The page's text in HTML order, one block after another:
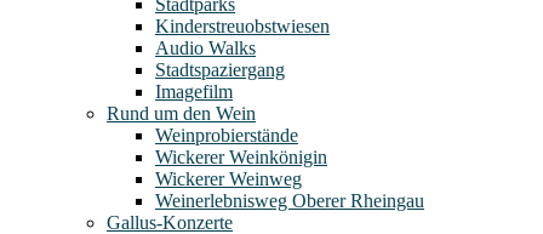
Kinderstreuobstwiesen
Audio Walks
Stadtspaziergang
Imagefilm
Rund um den Wein
Weinprobierstände
Wickerer Weinkönigin
Wickerer Weinweg
Weinerlebnisweg Oberer Rheingau
Gallus-Konzerte